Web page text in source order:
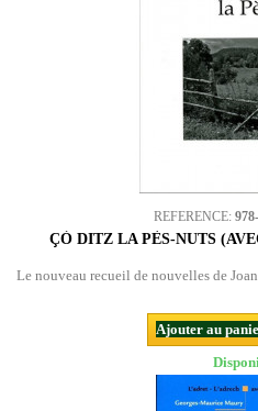
REFERENCE:
ÇÒ DITZ LA PÈS-NUTS
Le nouveau recueil de nouvelles de
Ajouter au